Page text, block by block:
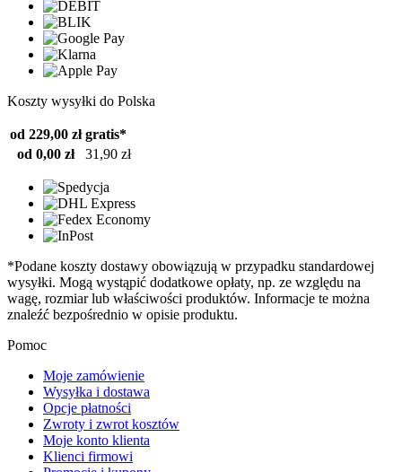
Koszty wysyłki do Polska
od 229,00 zł gratis*
od 0,00 zł
31,90 zł
*Podane koszty dostawy obowiązują w przypadku standardowej
wysyłki. Mogą wystąpić dodatkowe opłaty, np. ze względu na
wagę, rozmiar lub właściwości produktów. Informacje te można
znaleźć bezpośrednio w opisie produktu.
Pomoc
Moje zamówienie
Wysyłka i dostawa
Opcje płatności
Zwroty i zwrot kosztów
Moje konto klienta
Klienci firmowi